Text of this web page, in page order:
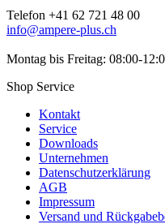
Telefon +41 62 721 48 00
info@ampere-plus.ch
Montag bis Freitag: 08:00-
Shop Service
Kontakt
Service
Downloads
Unternehmen
Datenschutzerklärung
AGB
Impressum
Versand und